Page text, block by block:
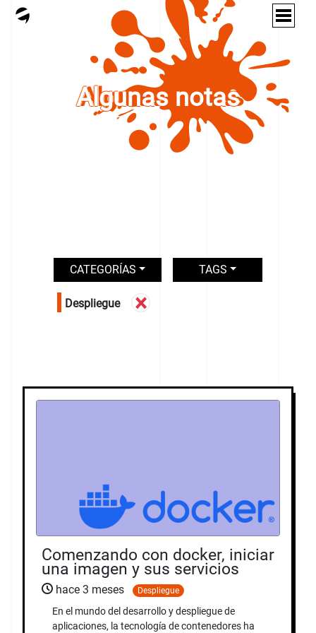
Algunas notas
CATEGORÍAS
Despliegue ×
TAGS
Comenzando con docker, iniciar
una imagen y sus servicios
hace 3 meses Despliegue
En el mundo del desarrollo y despliegue de
aplicaciones, la tecnología de contenedores ha